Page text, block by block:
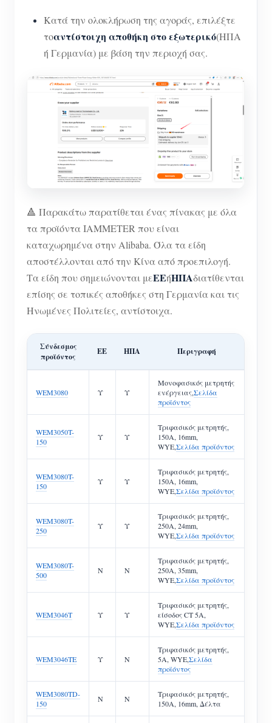
Κατά την ολοκλήρωση της αγοράς, επιλέξτε
τοαντίστοιχη αποθήκη στο εξωτερικό(ΗΠΑ
ή Γερμανία) με βάση την περιοχή σας.
🔺 Παρακάτω παρατίθεται ένας πίνακας με όλα
τα προϊόντα IAMMETER που είναι
καταχωρημένα στην Alibaba. Όλα τα είδη
αποστέλλονται από την Κίνα από προεπιλογή.
Τα είδη που σημειώνονται μεΕΕήΗΠΑδιατίθενται
επίσης σε τοπικές αποθήκες στη Γερμανία και τις
Ηνωμένες Πολιτείες, αντίστοιχα.
Σύνδεσμος
προϊόντος
ΕΕ ΗΠΑ Περιγραφή
WEM3080 Υ Υ
Μονοφασικός μετρητής
ενέργειας,Σελίδα
προϊόντος
WEM3050T-
150
Υ Υ
Τριφασικός μετρητής,
150A, 16mm,
WYE,Σελίδα προϊόντος
WEM3080T-
150
Υ Υ
Τριφασικός μετρητής,
150A, 16mm,
WYE,Σελίδα προϊόντος
WEM3080T-
250
Υ Υ
Τριφασικός μετρητής,
250A, 24mm,
WYE,Σελίδα προϊόντος
WEM3080T-
500
Ν Ν
Τριφασικός μετρητής,
250A, 35mm,
WYE,Σελίδα προϊόντος
WEM3046T Υ Υ
Τριφασικός μετρητής,
είσοδος CT 5A,
WYE,Σελίδα προϊόντος
WEM3046TE Υ Ν
Τριφασικός μετρητής,
5A, WYE,Σελίδα
προϊόντος
WEM3080TD-
150
Ν Ν
Τριφασικός μετρητής,
150A, 16mm, Δέλτα